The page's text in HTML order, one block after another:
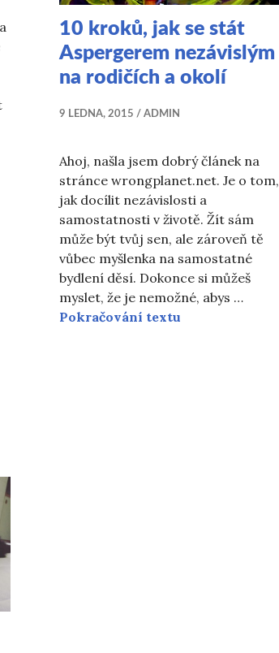
když máte Aspergerův syndrom
10 kroků, jak se stát
Aspergerem nezávislým
na rodičích a okolí
9 LEDNA, 2015 ADMIN
Ahoj, našla jsem dobrý článek na
stránce wrongplanet.net. Je o tom,
jak docílit nezávislosti a
samostatnosti v životě. Žít sám
může být tvůj sen, ale zároveň tě
vůbec myšlenka na samostatné
bydlení děsí. Dokonce si můžeš
myslet, že je nemožné, abys …
Pokračování textu